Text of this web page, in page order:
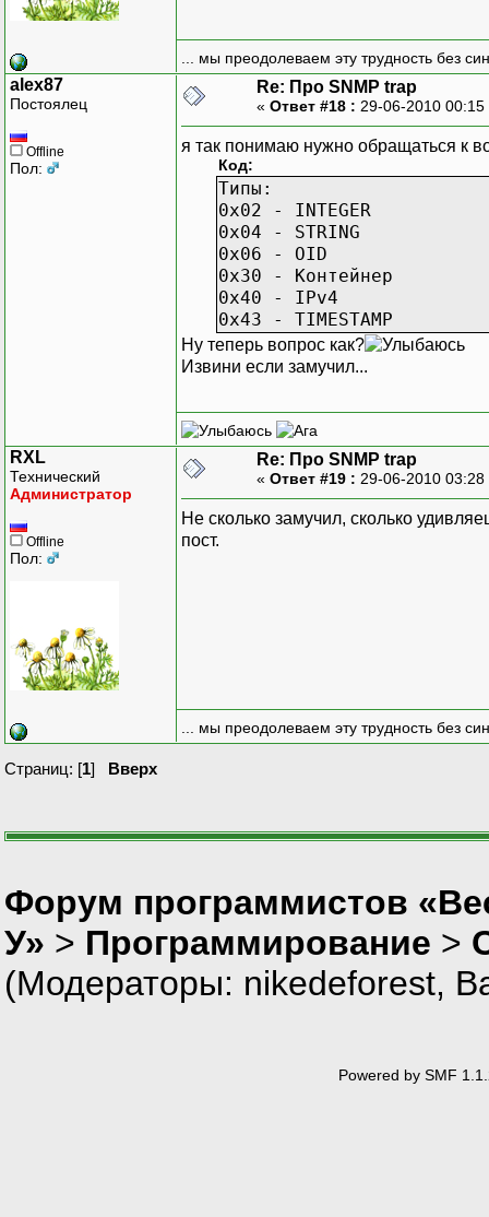
0320 29 20 69 6e 20
0330 0e 06 09 2b 06
0340 82 00 25 06 09
0360 72 6b 20 57 6f 72
0370 01 04 01 c3 0e
0380 06 01 04 01 c3
0390 48 4f 52 49 54 59
03a0 0e 06 09 2b
... мы преодолеваем эту трудность без
alex87
Постоялец
Offline
Пол:
Re: Про SNMP trap
« Ответ #18 : 29-06-2010
я так понимаю нужно обращаться к
Код:
Типы:
0x02 - INTEGER
0x04 - STRING
0x06 - OID
0x30 - Контейнер
0x40 - IPv4
0x43 - TIMESTAMP
Ну теперь вопрос как?
Извини если замучил...
RXL
Технический
Администратор
Offline
Пол:
Re: Про SNMP trap
« Ответ #19 : 29-06-2010
Не сколько замучил, сколько
пост.
... мы преодолеваем эту трудность без
Страниц: [1] Вверх
Форум программистов
У» > Программирование >
(Модераторы: nikedeforest,
Powered by SMF